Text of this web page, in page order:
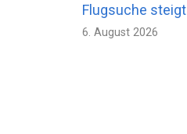
Flugsuche steigt
6. August 2026